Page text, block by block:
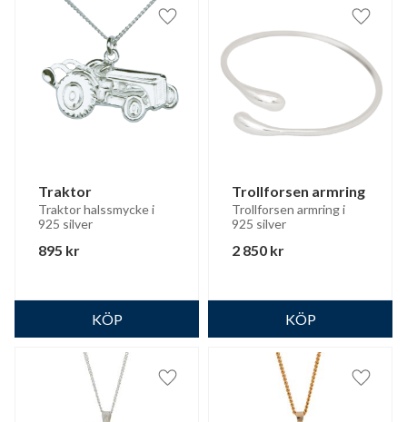
Traktor
Traktor halssmycke i
925 silver
895 kr
Lägg till i favoriter
Trollforsen armring
Trollforsen armring i
925 silver
2 850 kr
Lägg
Lägg till i favoriter Lägg